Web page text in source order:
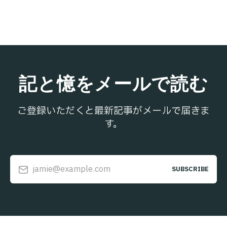
記と憶をメールで読む
ご登録いただくと最新記事がメールで届きま
す。
jamie@example.com SUBSCRIBE